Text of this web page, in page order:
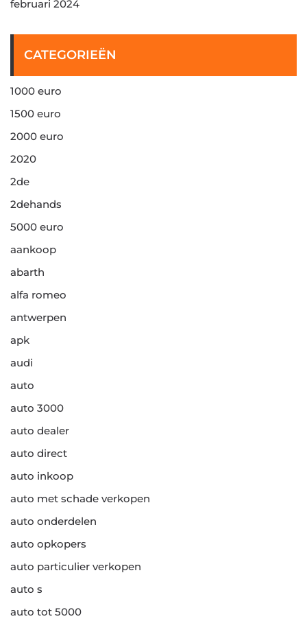
februari 2024
CATEGORIEËN
1000 euro
1500 euro
2000 euro
2020
2de
2dehands
5000 euro
aankoop
abarth
alfa romeo
antwerpen
apk
audi
auto
auto 3000
auto dealer
auto direct
auto inkoop
auto met schade verkopen
auto onderdelen
auto opkopers
auto particulier verkopen
auto s
auto tot 5000